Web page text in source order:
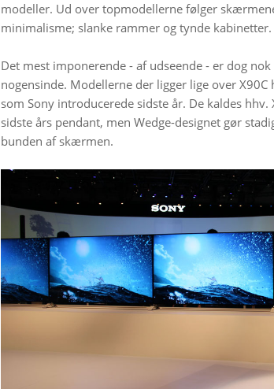
modeller. Ud over topmodellerne følger
minimalisme; slanke rammer og tynde kabinetter.
Det mest imponerende - af udseende - er dog
nogensinde. Modellerne der ligger lige over
som Sony introducerede sidste år. De kaldes hhv.
sidste års pendant, men Wedge-designet gør
bunden af skærmen.